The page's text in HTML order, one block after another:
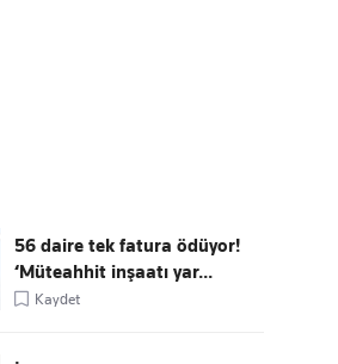
56 daire tek fatura ödüyor!
‘Müteahhit inşaatı yar...
Kaydet